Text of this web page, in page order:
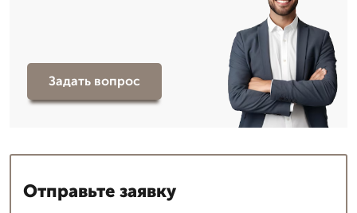
Задать вопрос
Отправьте заявку